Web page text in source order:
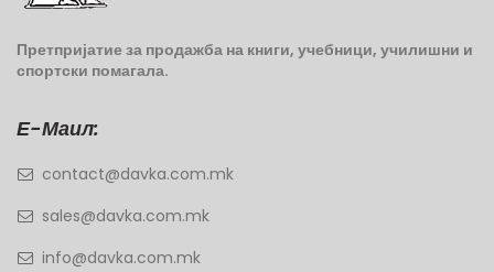
Претпријатие за продажба на книги, учебници, училишни и
спортски помагала.
Е-Маил:
contact@davka.com.mk
sales@davka.com.mk
info@davka.com.mk